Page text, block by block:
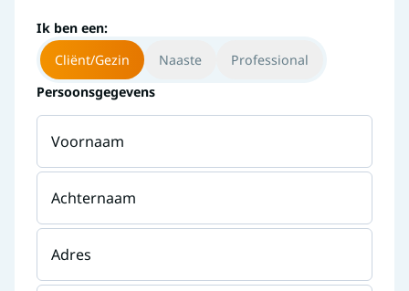
Ik ben een:
Cliënt/Gezin
Naaste
Professional
Persoonsgegevens
Voornaam
Achternaam
Adres